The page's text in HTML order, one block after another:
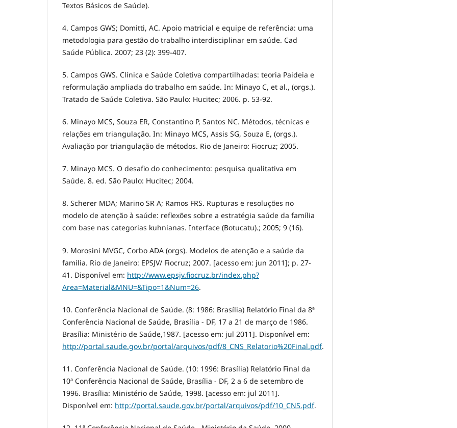
Textos Básicos de Saúde).
4. Campos GWS; Domitti, AC. Apoio matricial e equipe de referência: uma
metodologia para gestão do trabalho interdisciplinar em saúde. Cad
Saúde Pública. 2007; 23 (2): 399-407.
5. Campos GWS. Clínica e Saúde Coletiva compartilhadas: teoria Paideia e
reformulação ampliada do trabalho em saúde. In: Minayo C, et al., (orgs.).
Tratado de Saúde Coletiva. São Paulo: Hucitec; 2006. p. 53-92.
6. Minayo MCS, Souza ER, Constantino P, Santos NC. Métodos, técnicas e
relações em triangulação. In: Minayo MCS, Assis SG, Souza E, (orgs.).
Avaliação por triangulação de métodos. Rio de Janeiro: Fiocruz; 2005.
7. Minayo MCS. O desafio do conhecimento: pesquisa qualitativa em
Saúde. 8. ed. São Paulo: Hucitec; 2004.
8. Scherer MDA; Marino SR A; Ramos FRS. Rupturas e resoluções no
modelo de atenção à saúde: reflexões sobre a estratégia saúde da família
com base nas categorias kuhnianas. Interface (Botucatu).; 2005; 9 (16).
9. Morosini MVGC, Corbo ADA (orgs). Modelos de atenção e a saúde da
família. Rio de Janeiro: EPSJV/ Fiocruz; 2007. [acesso em: jun 2011]; p. 27-
41. Disponível em: http://www.epsjv.fiocruz.br/index.php?
Area=Material&MNU=&Tipo=1&Num=26.
10. Conferência Nacional de Saúde. (8: 1986: Brasília) Relatório Final da 8ª
Conferência Nacional de Saúde, Brasília - DF, 17 a 21 de março de 1986.
Brasília: Ministério de Saúde,1987. [acesso em: jul 2011]. Disponível em:
http://portal.saude.gov.br/portal/arquivos/pdf/8_CNS_Relatorio%20Final.pdf.
11. Conferência Nacional de Saúde. (10: 1996: Brasília) Relatório Final da
10ª Conferência Nacional de Saúde, Brasília - DF, 2 a 6 de setembro de
1996. Brasília: Ministério de Saúde, 1998. [acesso em: jul 2011].
Disponível em: http://portal.saude.gov.br/portal/arquivos/pdf/10_CNS.pdf.